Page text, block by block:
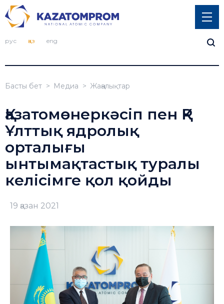
рус қаз eng
Басты бет Медиа Жаңалықтар
Қазатомөнеркәсіп пен ҚР
Ұлттық ядролық
орталығы
ынтымақтастық туралы
келісімге қол қойды
19 қазан 2021